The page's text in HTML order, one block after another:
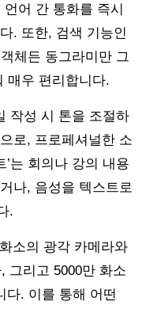
언어 간 통화를 즉시
. 또한, 검색 기능인
체든 동그라미만 그
매우 편리합니다.
작성 시 톤을 조절하
로, 프로페셔널한 소
’는 회의나 강의 내용
나, 음성을 텍스트로
.
소의 광각 카메라와
그리고 5000만 화소
다. 이를 통해 어떤